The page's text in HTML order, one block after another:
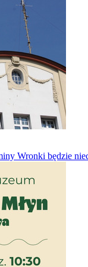
Wronki będzie